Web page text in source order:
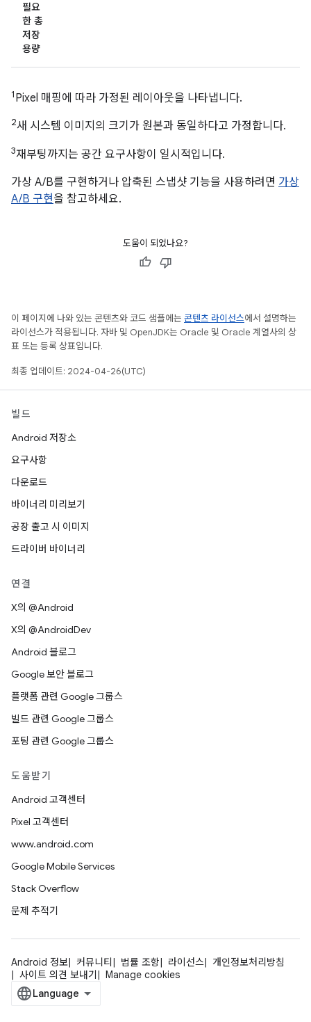
필요
한 총
저장
용량
1Pixel 매핑에 따라 가정된 레이아웃을 나타냅니다.
2새 시스템 이미지의 크기가 원본과 동일하다고 가정합니다.
3재부팅까지는 공간 요구사항이 일시적입니다.
가상 A/B를 구현하거나 압축된 스냅샷 기능을 사용하려면 가상
A/B 구현을 참고하세요.
도움이 되었나요?
이 페이지에 나와 있는 콘텐츠와 코드 샘플에는 콘텐츠 라이선스에서 설명하는
라이선스가 적용됩니다. 자바 및 OpenJDK는 Oracle 및 Oracle 계열사의 상
표 또는 등록 상표입니다.
최종 업데이트: 2024-04-26(UTC)
빌드
Android 저장소
요구사항
다운로드
바이너리 미리보기
공장 출고 시 이미지
드라이버 바이너리
연결
X의 @Android
X의 @AndroidDev
Android 블로그
Google 보안 블로그
플랫폼 관련 Google 그룹스
빌드 관련 Google 그룹스
포팅 관련 Google 그룹스
도움받기
Android 고객센터
Pixel 고객센터
www.android.com
Google Mobile Services
Stack Overflow
문제 추적기
Android 정보 커뮤니티 법률 조항 라이선스
개인정보처리방침
사이트 의견 보내기
Manage cookies